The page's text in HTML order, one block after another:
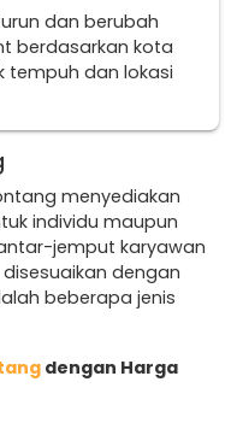
dan berubah
berdasarkan kota
tempuh dan lokasi
menyediakan
individu maupun
jemput karyawan
dengan
beberapa jenis
dengan Harga